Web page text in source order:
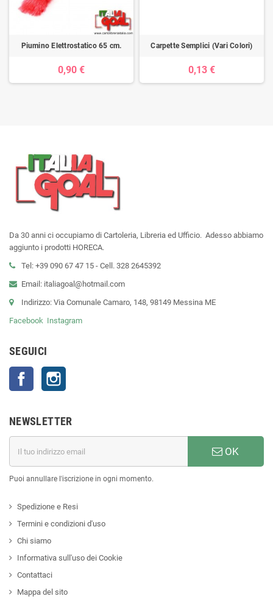
Piumino Elettrostatico 65 cm.
0,90 €
Carpette Semplici (Vari Colori)
0,13 €
Da 30 anni ci occupiamo di Cartoleria, Libreria ed Ufficio. Adesso abbiamo
aggiunto i prodotti HORECA.
Tel: +39 090 67 47 15 - Cell. 328 2645392
Email: italiagoal@hotmail.com
Indirizzo: Via Comunale Camaro, 148, 98149 Messina ME
Facebook Instagram
SEGUICI
Facebook
NEWSLETTER
OK
Puoi annullare l'iscrizione in ogni momento.
Spedizione e Resi
Termini e condizioni d'uso
Chi siamo
Informativa sull'uso dei Cookie
Contattaci
Mappa del sito